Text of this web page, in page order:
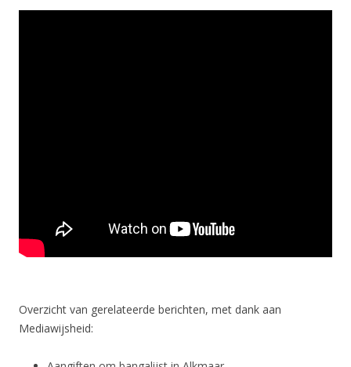
Overzicht van gerelateerde berichten, met dank aan
Mediawijsheid: